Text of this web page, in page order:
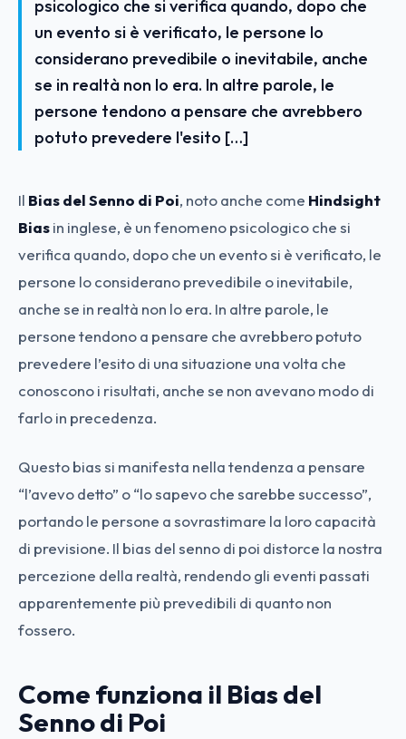
psicologico che si verifica quando, dopo che
un evento si è verificato, le persone lo
considerano prevedibile o inevitabile, anche
se in realtà non lo era. In altre parole, le
persone tendono a pensare che avrebbero
potuto prevedere l'esito […]
Il Bias del Senno di Poi, noto anche come Hindsight
Biasin inglese, è un fenomeno psicologico che si
verifica quando, dopo che un evento si è verificato, le
persone lo considerano prevedibile o inevitabile,
anche se in realtà non lo era. In altre parole, le
persone tendono a pensare che avrebbero potuto
prevedere l’esito di una situazione una volta che
conoscono i risultati, anche se non avevano modo di
farlo in precedenza.
Questo bias si manifesta nella tendenza a pensare
“l’avevo detto” o “lo sapevo che sarebbe successo”,
portando le persone a sovrastimare la loro capacità
di previsione. Il bias del senno di poi distorce la nostra
percezione della realtà, rendendo gli eventi passati
apparentemente più prevedibili di quanto non
fossero.
Come funziona il Bias del
Senno di Poi